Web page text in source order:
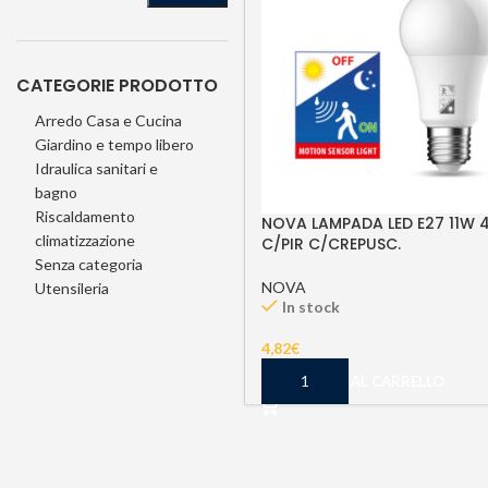
CATEGORIE PRODOTTO
Arredo Casa e Cucina
Giardino e tempo libero
Idraulica sanitari e
bagno
Riscaldamento
climatizzazione
Senza categoria
Utensileria
NOVA LAMPADA LED E27 11W
C/PIR C/CREPUSC.
NOVA
In stock
4,82€
AGGIUNGI AL CARRELLO